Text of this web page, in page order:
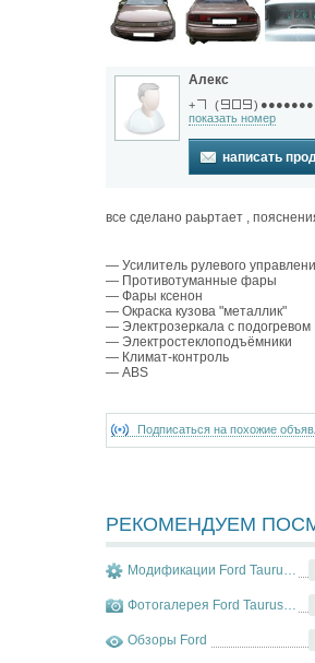
Алекс
+ ( ) ●●●●●●●
показать номер
написать
все сделано раьртает ,
— Усилитель рулевого
— Противотуманные фары
— Фары ксенон
— Окраска кузова "металлик"
— Электрозеркала с подогревом
— Электростеклоподъёмники
— Климат-контроль
— ABS
Подписаться на похожие
РЕКОМЕНДУЕМ
Модификации Ford Taurus X
Фотогалерея Ford Taurus X
Обзоры Ford